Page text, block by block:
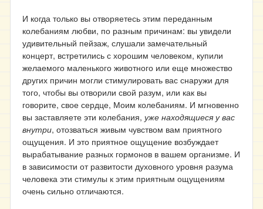
И когда только вы отворяетесь этим переданным
колебаниям любви, по разным причинам: вы увидели
удивительный пейзаж, слушали замечательный
концерт, встретились с хорошим человеком, купили
желаемого маленького животного или еще множество
других причин могли стимулировать вас снаружи для
того, чтобы вы отворили свой разум, или как вы
говорите, свое сердце, Моим колебаниям. И мгновенно
вы заставляете эти колебания, уже находящиеся у вас
внутри, отозваться живым чувством вам приятного
ощущения. И это приятное ощущение возбуждает
вырабатывание разных гормонов в вашем организме. И
в зависимости от развитости духовного уровня разума
человека эти стимулы к этим приятным ощущениям
очень сильно отличаются.